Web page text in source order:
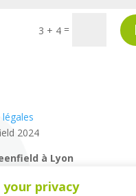
your privacy
3 + 4 =
2024
à Lyon
Mairie – 69660 – Collonges-